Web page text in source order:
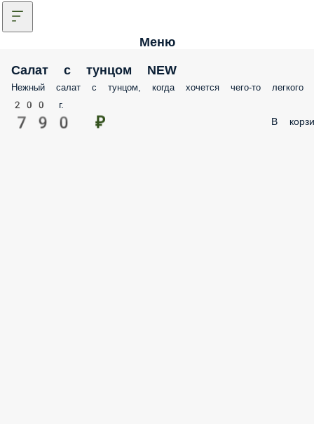
Меню
Салат с тунцом NEW
Нежный салат с тунцом, когда хочется чего-то легкого
200 г.
790 ₽ В